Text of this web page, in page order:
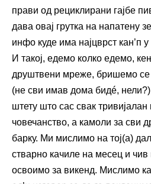
прави од рециклирани гајбе
дава овај грутка на напатену
инфо куде има најцврст кан’п
И такој, едемо колко едемо,
друштвени мреже, бришемо се
(не сви имав дома бидé,
штету што сас свак
човечанство, а камоли за сви
барку. Ми мислимо на тој(а)
стварно качиле на месец и чив
освоимо за викенд. Мислимо